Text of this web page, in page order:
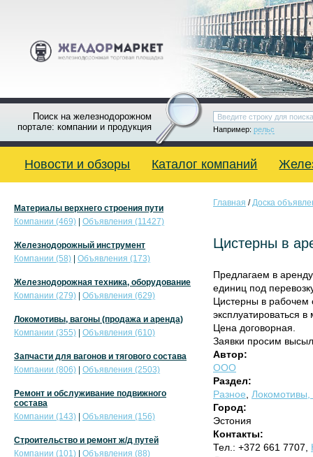
Поиск на железнодорожном
портале: компании и продукция
Например: рельс
Новости и обзоры Каталог компаний
Главная /Доска
Цистерны в
Предлагаем в
единиц под
Цистерны в рабочем
эксплуатироваться
Цена договорная.
Заявки просим
Автор:
ООО
Раздел:
Разное
Город:
Эстония
Контакты:
Тел.: +372 661 7707,
Материалы верхнего строения пути
Компании (469)
Объявления (11427)
Железнодорожный инструмент
Компании (58)
Объявления (173)
Железнодорожная техника, оборудование
Компании (279)
Объявления (629)
Локомотивы, вагоны (продажа и аренда)
Компании (355)
Объявления (610)
Запчасти для вагонов и тягового состава
Компании (806)
Объявления (2503)
Ремонт и обслуживание подвижного
состава
Компании (143)
Объявления (156)
Строительство и ремонт ж/д путей
Компании (101)
Объявления (88)